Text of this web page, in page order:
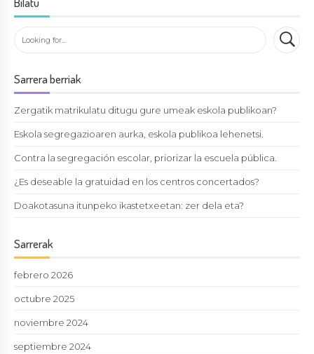
Sarrera berriak
Zergatik matrikulatu ditugu gure umeak eskola publikoan?
Eskola segregazioaren aurka, eskola publikoa lehenetsi.
Contra la segregación escolar, priorizar la escuela pública.
¿Es deseable la gratuidad en los centros concertados?
Doakotasuna itunpeko ikastetxeetan: zer dela eta?
Sarrerak
febrero 2026
octubre 2025
noviembre 2024
septiembre 2024